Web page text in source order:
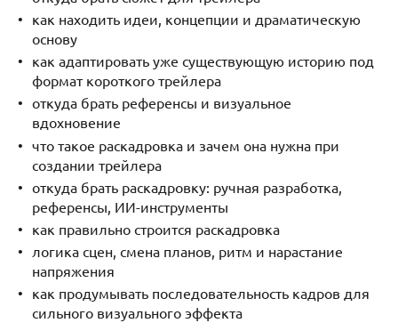
как находить идеи, концепции и драматическую
основу
как адаптировать уже существующую историю под
формат короткого трейлера
откуда брать референсы и визуальное
вдохновение
что такое раскадровка и зачем она нужна при
создании трейлера
откуда брать раскадровку: ручная разработка,
референсы, ИИ-инструменты
как правильно строится раскадровка
логика сцен, смена планов, ритм и нарастание
напряжения
как продумывать последовательность кадров для
сильного визуального эффекта